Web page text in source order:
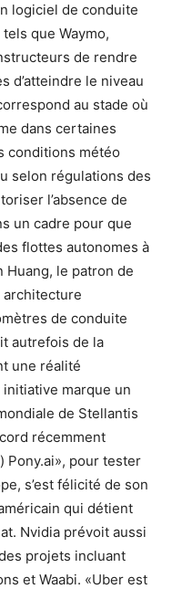
logiciel de conduite
que Waymo,
de rendre
d’atteindre le niveau
au stade où
dans certaines
conditions météo
selon régulations des
l’absence de
un cadre pour que
flottes autonomes à
Huang, le patron de
architecture
de conduite
autrefois de la
une réalité
marque un
de Stellantis
récemment
Pony.ai», pour tester
s’est félicité de son
qui détient
Nvidia prévoit aussi
projets incluant
et Waabi. «Uber est